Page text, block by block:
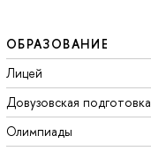
ОБРАЗОВАНИЕ
Лицей
Довузовская подготовка
Олимпиады